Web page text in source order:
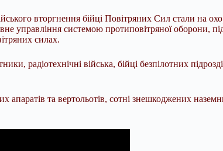
вторгнення бійці Повітряних Сил стали на
управління системою протиповітряної оборони,
силах.
радіотехнічні війська, бійці безпілотних
апаратів та вертольотів, сотні знешкоджених